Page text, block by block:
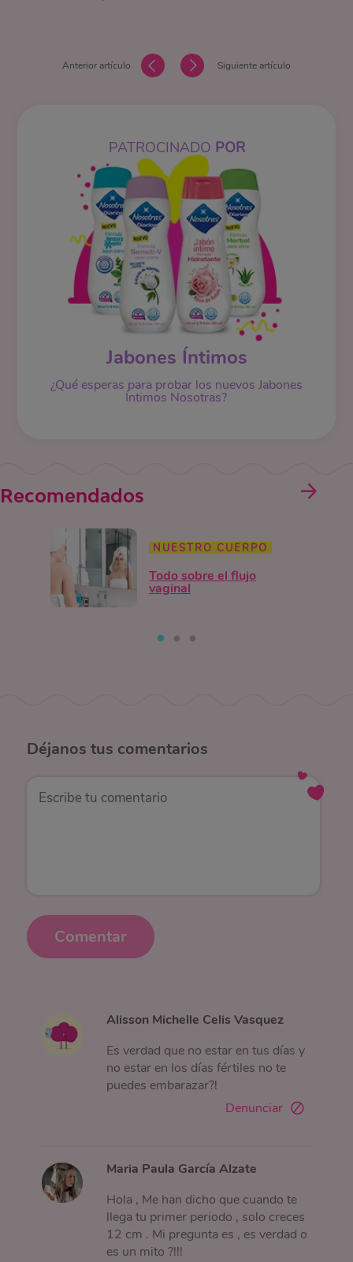
Anterior artículo Siguiente artículo
PATROCINADO POR
Jabones Íntimos
¿Qué esperas para probar los nuevos Jabones
Íntimos Nosotras?
Recomendados
NUESTRO CUERPO
Todo sobre el flujo
vaginal
Déjanos tus comentarios
Comentar
Alisson Michelle Celis Vasquez
Es verdad que no estar en tus días y
no estar en los días fértiles no te
puedes embarazar?!
Denunciar
Maria Paula García Alzate
Hola , Me han dicho que cuando te
llega tu primer periodo , solo creces
12 cm . Mi pregunta es , es verdad o
es un mito ?!!!